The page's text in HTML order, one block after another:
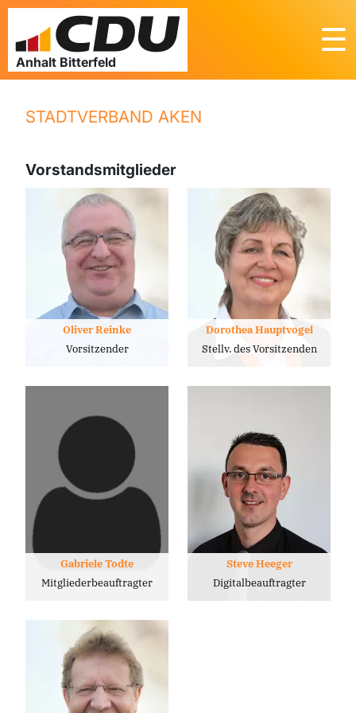
☰
STADTVERBAND AKEN
Vorstandsmitglieder
Oliver Reinke
Vorsitzender
Dorothea Hauptvogel
Stellv. des Vorsitzenden
Gabriele Todte
Mitgliederbeauftragter
Steve Heeger
Digitalbeauftragter